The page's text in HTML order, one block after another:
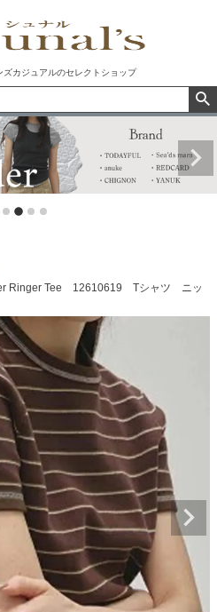
カジュアルのセレクトショップ
Ringer Tee 12610619 Tシャツ ニッ